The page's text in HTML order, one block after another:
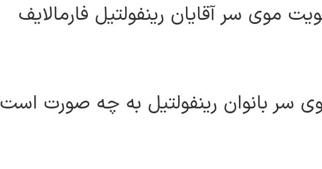
سر آقایان رینفولتیل فارمالایف
سر بانوان رینفولتیل به چه صورت